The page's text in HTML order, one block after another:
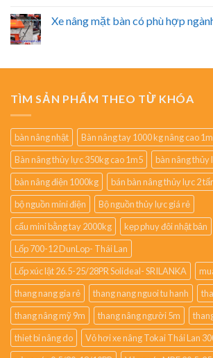
Xe nâng mặt bàn có phù hợp
TÌM SẢN PHẨM THEO TỪ KHÓA
bàn nâng nhật
Bàn nâng tay 1000 kg nâng cao 1m
Bàn nâng thủy lực 350kg cao 1m5
bàn nâng thủy
bàn nâng điện 1000kg
bán bàn nâng thủy lực 2
bộ nguồn mini điện
Bộ nguồn thủy lực giá rẻ
cẩu mini bằng tay 2000kg
kẹp phuy đôi nhật bản
Lốp 700-12 DunLop- Thái Lan
Lốp xúc lật 26.5-25/28PR Solideal- SRILANKA
thang nang gia rẻ
thang nang nguoi tu hanh
thang nâng mỹ 9m
thang nâng người 5m
thiet bi nâng do
Vỏ hơi xe nâng Tokai Thái Lan